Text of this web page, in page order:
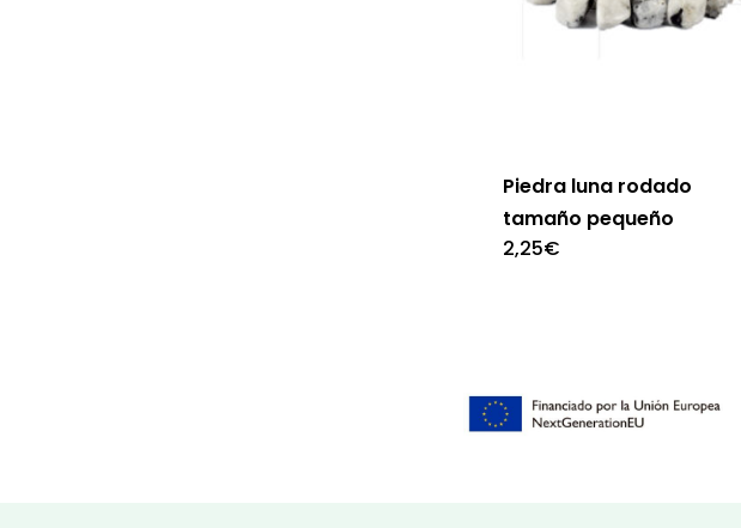
Piedra luna rodado
tamaño pequeño
2,25€